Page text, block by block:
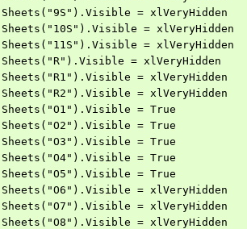
Sheets("9S").Visible = xlVeryHidden
Sheets("10S").Visible = xlVeryHidden
Sheets("11S").Visible = xlVeryHidden
Sheets("R").Visible = xlVeryHidden
Sheets("R1").Visible = xlVeryHidden
Sheets("R2").Visible = xlVeryHidden
Sheets("O1").Visible = True
Sheets("O2").Visible = True
Sheets("O3").Visible = True
Sheets("O4").Visible = True
Sheets("O5").Visible = True
Sheets("O6").Visible = xlVeryHidden
Sheets("O7").Visible = xlVeryHidden
Sheets("O8").Visible = xlVeryHidden